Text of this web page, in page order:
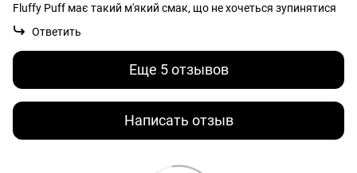
Fluffy Puff має такий м'який смак, що не хочеться зупинятися
Ответить
Еще 5 отзывов
Написать отзыв